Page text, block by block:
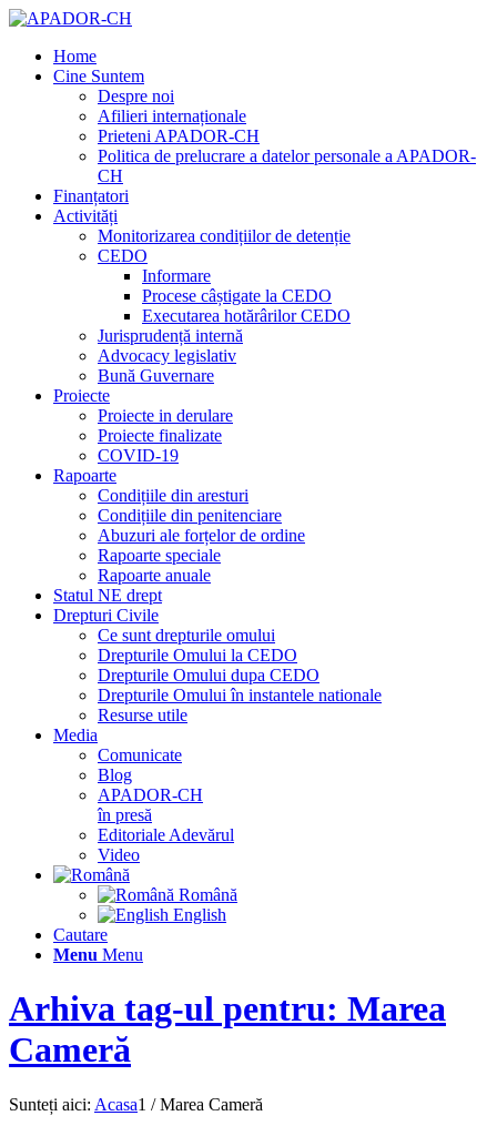
Home
Cine Suntem
Despre noi
Afilieri internaționale
Prieteni APADOR-CH
Politica de prelucrare a datelor personale a APADOR-
CH
Finanțatori
Activități
Monitorizarea condițiilor de detenție
CEDO
Informare
Procese câștigate la CEDO
Executarea hotărârilor CEDO
Jurisprudență internă
Advocacy legislativ
Bună Guvernare
Proiecte
Proiecte in derulare
Proiecte finalizate
COVID-19
Rapoarte
Condițiile din aresturi
Condițiile din penitenciare
Abuzuri ale forțelor de ordine
Rapoarte speciale
Rapoarte anuale
Statul NE drept
Drepturi Civile
Ce sunt drepturile omului
Drepturile Omului la CEDO
Drepturile Omului dupa CEDO
Drepturile Omului în instantele nationale
Resurse utile
Media
Comunicate
Blog
APADOR-CH
în presă
Editoriale Adevărul
Video
Română
English
Cautare
Menu Menu
Arhiva tag-ul pentru: Marea
Cameră
Sunteți aici: Acasa1 / Marea Cameră